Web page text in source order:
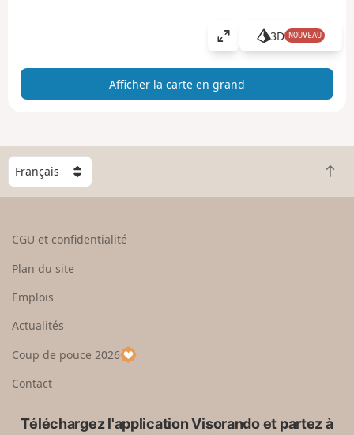
A
c
r
3D NOUVEAU
Afficher la carte en grand
C
h
o
e
u
p
a
R
e
CGU et confidentialité
Plan du site
Emplois
Actualités
Coup de pouce 2026
Contact
Téléchargez l'application Visorando et partez à